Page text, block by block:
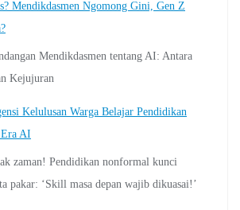
Mendikdasmen Ngomong Gini, Gen Z
Mendikdasmen tentang AI: Antara
Kejujuran
Kelulusan Warga Belajar Pendidikan
AI
zaman! Pendidikan nonformal kunci
pakar: ‘Skill masa depan wajib dikuasai!’